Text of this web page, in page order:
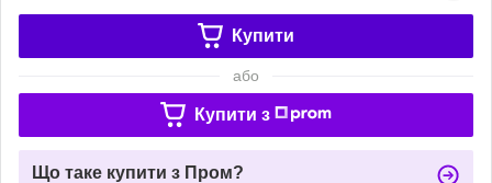
Купити
або
Купити з
Що таке купити з Пром?